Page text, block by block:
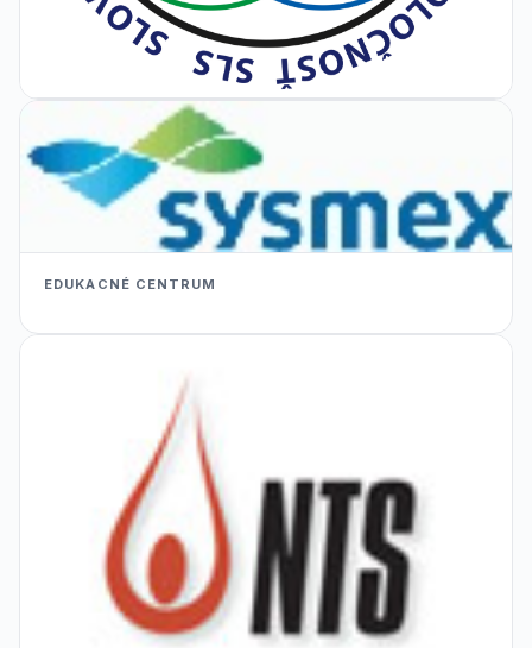
EDUKACNÉ CENTRUM